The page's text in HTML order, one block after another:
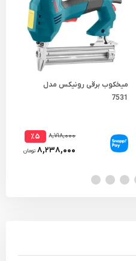
میخکوب برقی رونیکس مدل
7531
۸,۷۱۸,۰۰۰ ٪۵
۸,۲۳۸,۰۰۰ تومان